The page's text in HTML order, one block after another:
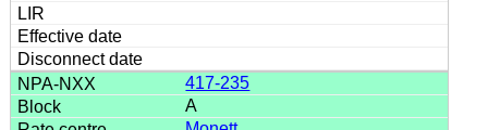
417-235
A